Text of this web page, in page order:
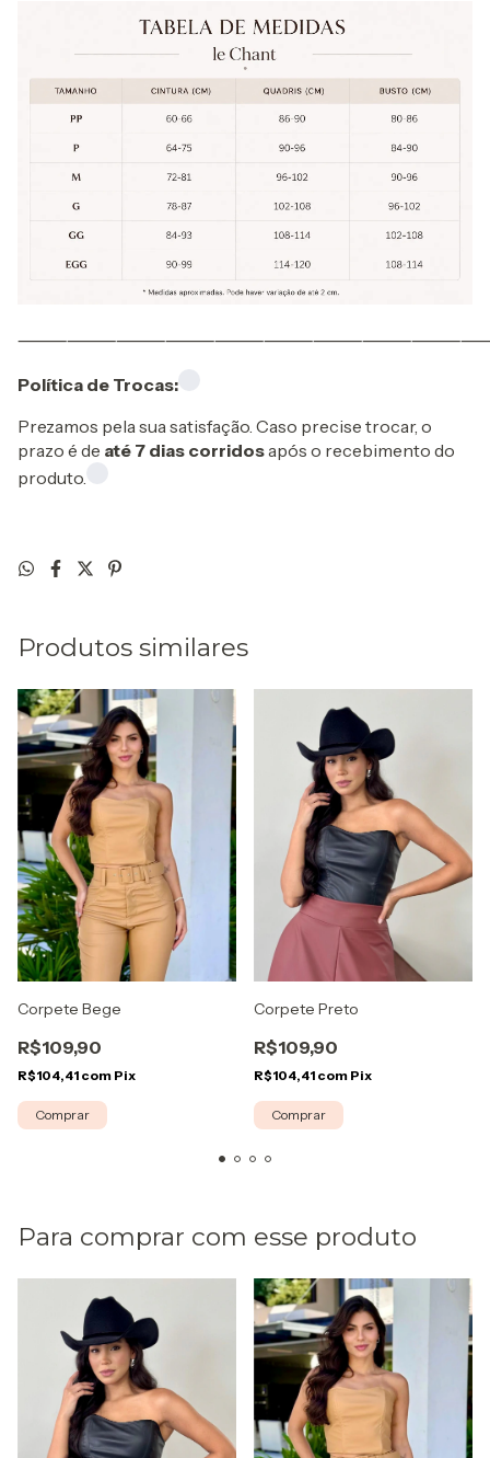
Política de Trocas:
Prezamos pela sua satisfação. Caso precise trocar, o
prazo é de até 7 dias corridosapós o recebimento do
produto.
Produtos similares
Corpete Bege
R$109,90
R$104,41 com Pix
Comprar
Corpete Preto
R$109,90
R$104,41 com Pix
Comprar
Para comprar com esse produto